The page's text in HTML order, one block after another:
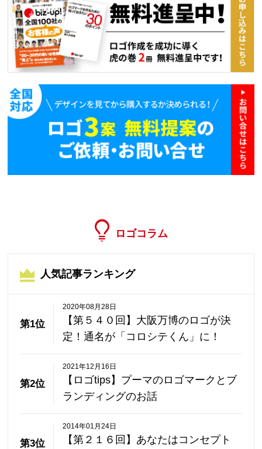
ロゴコラム
人気記事ランキング
第1位
2020年08月28日
【第５４０回】大阪万博のロゴが決
定！通名が「コロシテくん」に！
第2位
2021年12月16日
【ロゴtips】プーマのロゴマークとブ
ランディングのお話
第3位
2014年01月24日
【第２１６回】あなたはコンセプト